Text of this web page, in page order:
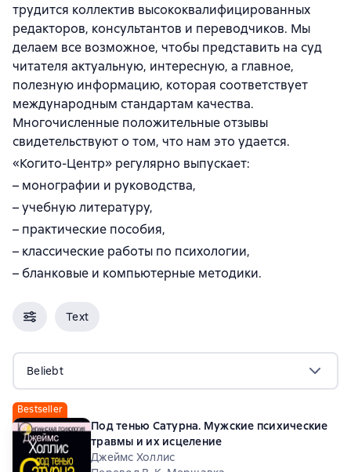
трудится коллектив высококвалифицированных
редакторов, консультантов и переводчиков. Мы
делаем все возможное, чтобы представить на суд
читателя актуальную, интересную, а главное,
полезную информацию, которая соответствует
международным стандартам качества.
Многочисленные положительные отзывы
свидетельствуют о том, что нам это удается.
«Когито-Центр» регулярно выпускает:
– монографии и руководства,
– учебную литературу,
– практические пособия,
– классические работы по психологии,
– бланковые и компьютерные методики.
Text
Beliebt
Bestseller
Под тенью Сатурна. Мужские психические
травмы и их исцеление
Джеймс Холлис